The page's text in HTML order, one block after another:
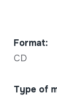
Format:
CD
Type of